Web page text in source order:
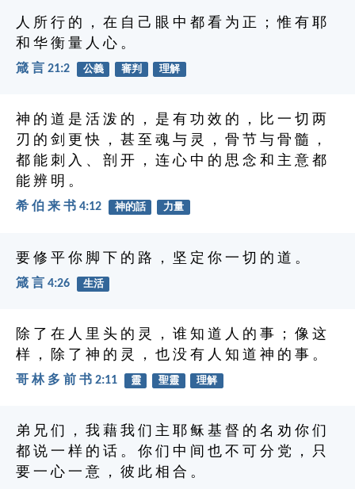
人 所 行 的 ， 在 自 己 眼 中 都 看 为 正 ； 惟 有 耶
和 华 衡 量 人 心 。
箴 言 21:2 公義 審判 理解
神 的 道 是 活 泼 的 ， 是 有 功 效 的 ， 比 一 切 两
刃 的 剑 更 快 ， 甚 至 魂 与 灵 ， 骨 节 与 骨 髓 ，
都 能 刺 入 、 剖 开 ， 连 心 中 的 思 念 和 主 意 都
能 辨 明 。
希 伯 来 书 4:12 神的話 力量
要 修 平 你 脚 下 的 路 ， 坚 定 你 一 切 的 道 。
箴 言 4:26 生活
除 了 在 人 里 头 的 灵 ， 谁 知 道 人 的 事 ； 像 这
样 ， 除 了 神 的 灵 ， 也 没 有 人 知 道 神 的 事 。
哥 林 多 前 书 2:11 靈 聖靈 理解
弟 兄 们 ， 我 藉 我 们 主 耶 稣 基 督 的 名 劝 你 们
都 说 一 样 的 话 。 你 们 中 间 也 不 可 分 党 ， 只
要 一 心 一 意 ， 彼 此 相 合 。